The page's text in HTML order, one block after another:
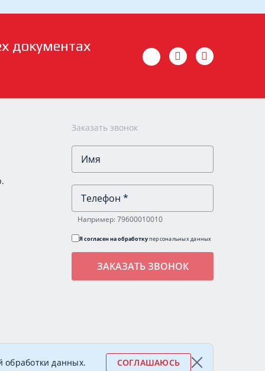
документах
Заказать звонок
Например: 79600010010
Я согласен на обработкуперсональных данных
обработки данных. СОГЛАШАЮСЬ